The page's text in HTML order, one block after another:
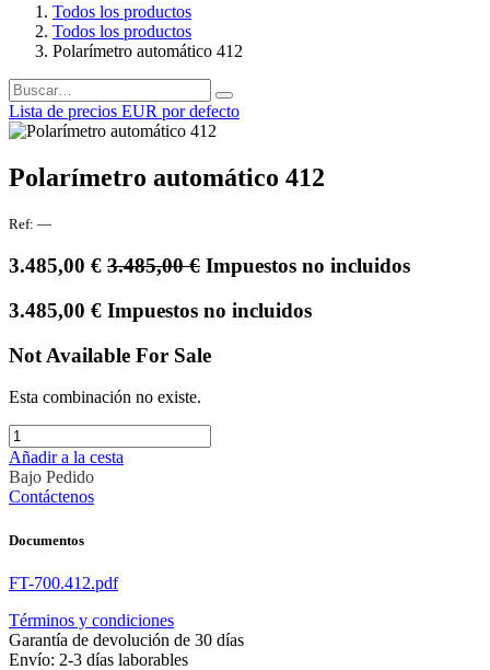
Todos los productos
Todos los productos
Polarímetro automático 412
Lista de precios EUR por defecto
Polarímetro automático 412
Ref: —
3.485,00 € 3.485,00€ Impuestos no incluidos
3.485,00 € Impuestos no incluidos
Not Available For Sale
Esta combinación no existe.
Añadir a la cesta
Bajo Pedido
Contáctenos
Documentos
FT-700.412.pdf
Términos y condiciones
Garantía de devolución de 30 días
Envío: 2-3 días laborables